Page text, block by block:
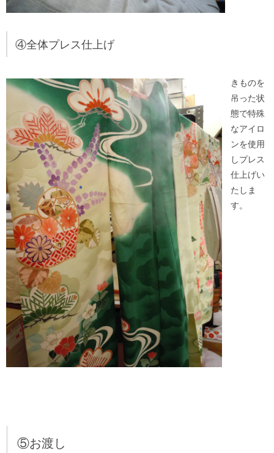
④全体プレス仕上げ
きものを
吊った状
態で特殊
なアイロ
ンを使用
しプレス
仕上げい
たしま
す。
⑤お渡し